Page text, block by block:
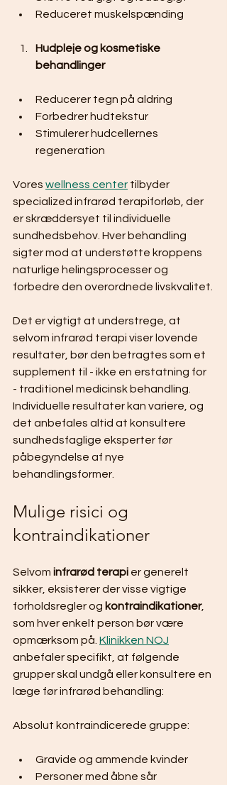
Reduceret muskelspænding
Hudpleje og kosmetiske
behandlinger
Reducerer tegn på aldring
Forbedrer hudtekstur
Stimulerer hudcellernes
regeneration
Vores wellness center tilbyder
specialized infrarød terapiforløb, der
er skræddersyet til individuelle
sundhedsbehov. Hver behandling
sigter mod at understøtte kroppens
naturlige helingsprocesser og
forbedre den overordnede livskvalitet.
Det er vigtigt at understrege, at
selvom infrarød terapi viser lovende
resultater, bør den betragtes som et
supplement til - ikke en erstatning for
- traditionel medicinsk behandling.
Individuelle resultater kan variere, og
det anbefales altid at konsultere
sundhedsfaglige eksperter før
påbegyndelse af nye
behandlingsformer.
Mulige risici og
kontraindikationer
Selvom infrarød terapi er generelt
sikker, eksisterer der visse vigtige
forholdsregler og kontraindikationer,
som hver enkelt person bør være
opmærksom på. Klinikken NOJ
anbefaler specifikt, at følgende
grupper skal undgå eller konsultere en
læge før infrarød behandling:
Absolut kontraindicerede gruppe:
Gravide og ammende kvinder
Personer med åbne sår